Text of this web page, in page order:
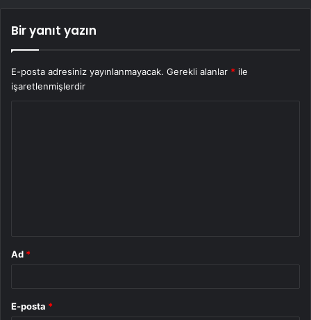
Bir yanıt yazın
E-posta adresiniz yayınlanmayacak. Gerekli alanlar * ile
işaretlenmişlerdir
Ad *
E-posta *